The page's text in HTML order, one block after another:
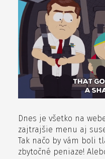
Dnes je všetko na
zajtrajšie menu aj
Tak načo by vám boli
zbytočné peniaze!